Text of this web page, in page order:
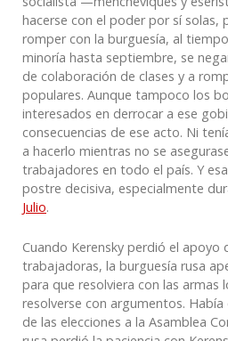
hacerse con el poder por sí solas,
romper con la burguesía, al
minoría hasta septiembre, se
de colaboración de clases y a
populares. Aunque tampoco los
interesados en derrocar a ese
consecuencias de ese acto. Ni
a hacerlo mientras no se
trabajadores en todo el país. Y
postre decisiva, especialmente
Julio.
Cuando Kerensky perdió el apoyo
trabajadoras, la burguesía rusa
para que resolviera con las armas
resolverse con argumentos.
de las elecciones a la Asamblea